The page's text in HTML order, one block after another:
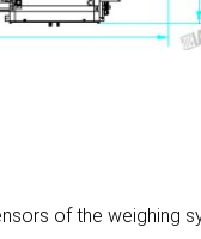
of the weighing